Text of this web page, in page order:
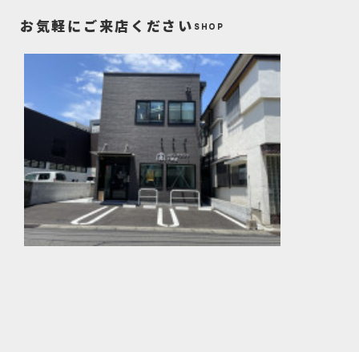
お気軽にご来店ください SHOP